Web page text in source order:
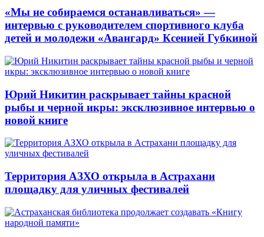
«Мы не собираемся останавливаться» —
интервью с руководителем спортивного клуба
детей и молодежи «Авангард» Ксенией Губкиной
Юрий Никитин раскрывает тайны красной
рыбы и черной икры: эксклюзивное интервью о
новой книге
Территория АЗХО открыла в Астрахани
площадку для уличных фестивалей